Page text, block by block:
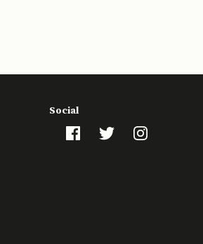
Social